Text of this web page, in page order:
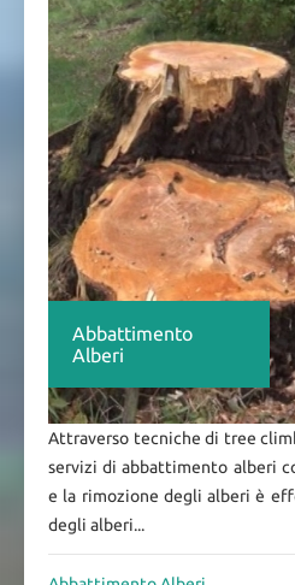
Abbattimento
Alberi
Attraverso tecniche di tree
servizi di abbattimento alberi
e la rimozione degli alberi è
degli alberi...